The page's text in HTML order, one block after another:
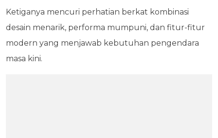
Ketiganya mencuri perhatian berkat kombinasi
desain menarik, performa mumpuni, dan fitur-fitur
modern yang menjawab kebutuhan pengendara
masa kini.